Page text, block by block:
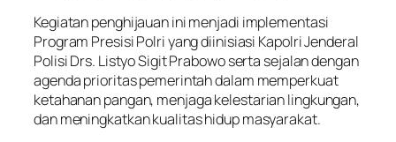
Kegiatan penghijauan ini menjadi implementasi
Program Presisi Polri yang diinisiasi Kapolri Jenderal
Polisi Drs. Listyo Sigit Prabowo serta sejalan dengan
agenda prioritas pemerintah dalam memperkuat
ketahanan pangan, menjaga kelestarian lingkungan,
dan meningkatkan kualitas hidup masyarakat.